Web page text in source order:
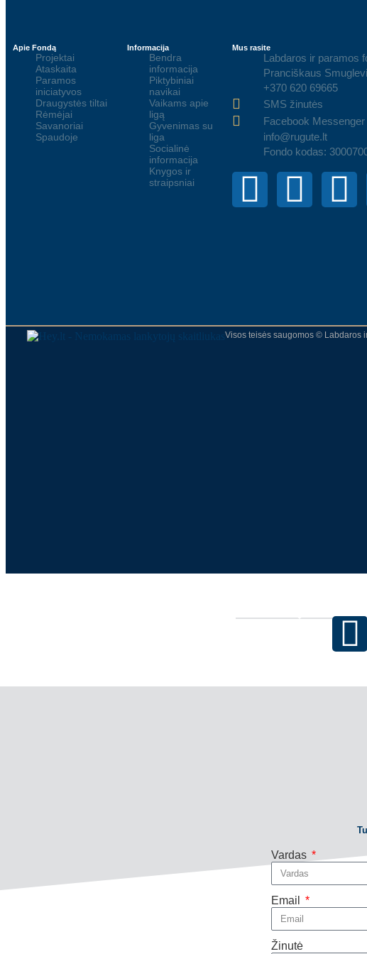
Apie Fondą
Projektai
Ataskaita
Paramos
iniciatyvos
Draugystės tiltai
Rėmėjai
Savanoriai
Spaudoje
Informacija
Bendra
informacija
Piktybiniai
navikai
Vaikams apie
ligą
Gyvenimas su
liga
Socialinė
informacija
Knygos ir
straipsniai
Mus rasite
Labdaros ir paramos
Pranciškaus
+370 620 69665
SMS žinutės
Facebook Messenger
info@rugute.lt
Fondo kodas:
Visos teisės saugomos © Labdaros
Vardas
Email
Žinutė